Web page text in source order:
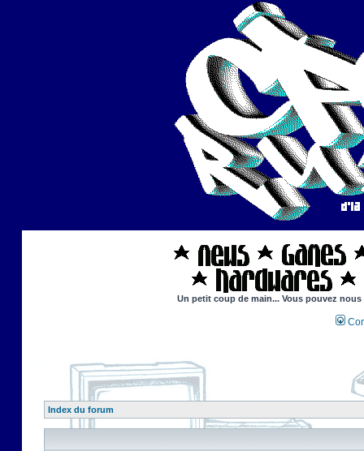
Un petit coup de main... Vous pouvez
Index du forum